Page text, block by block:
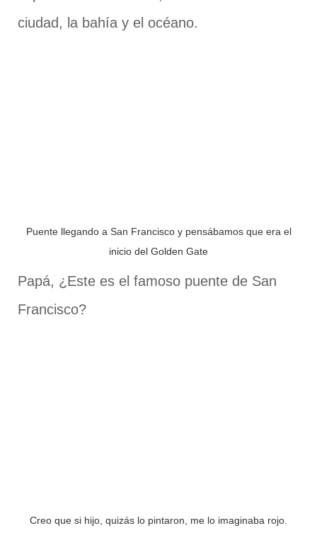
ciudad, la bahía y el océano.
Puente llegando a San Francisco y pensábamos que era el
inicio del Golden Gate
Papá, ¿Este es el famoso puente de San
Francisco?
Creo que si hijo, quizás lo pintaron, me lo imaginaba rojo.